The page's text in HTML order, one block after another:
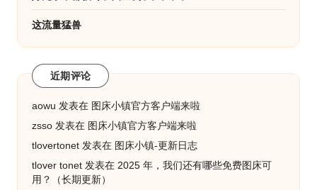
这流量猛兽
近期评论
aowu 发表在 图床小镇官方客户端来啦
zsso 发表在 图床小镇官方客户端来啦
tlovertonet 发表在 图床小镇-更新日志
tlover tonet 发表在 2025 年，我们还有哪些免费图床可
用？（长期更新）